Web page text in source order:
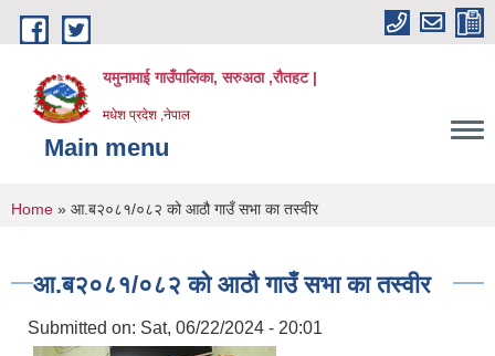
Skip to main content
यमुनामाई गाउँपालिका, सरुअठा ,रौतहट |
मधेश प्रदेश ,नेपाल
Main menu
You are here
Home » आ.ब२०८१/०८२ को आठौ गाउँ सभा का तस्वीर
आ.ब२०८१/०८२ को आठौ गाउँ सभा का तस्वीर
Submitted on: Sat, 06/22/2024 - 20:01